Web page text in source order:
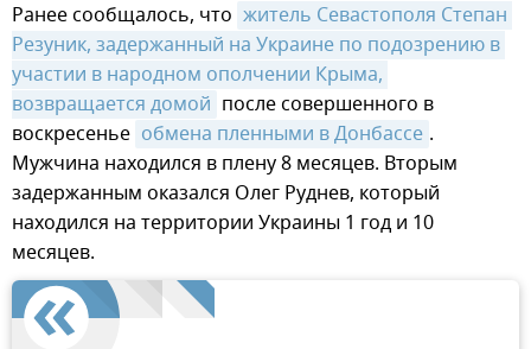
Ранее сообщалось, что житель Севастополя Степан
Резуник, задержанный на Украине по подозрению в
участии в народном ополчении Крыма,
возвращается домой после совершенного в
воскресенье обмена пленными в Донбассе .
Мужчина находился в плену 8 месяцев. Вторым
задержанным оказался Олег Руднев, который
находился на территории Украины 1 год и 10
месяцев.